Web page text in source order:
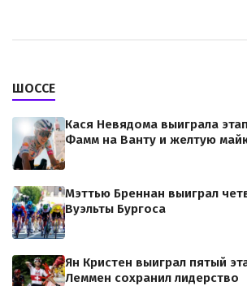
ШОССЕ
Кася Невядома выиграла
Фамм на Ванту и желтую
Мэттью Бреннан выиграл
Вуэльты Бургоса
Ян Кристен выиграл пятый
Леммен сохранил лидерство